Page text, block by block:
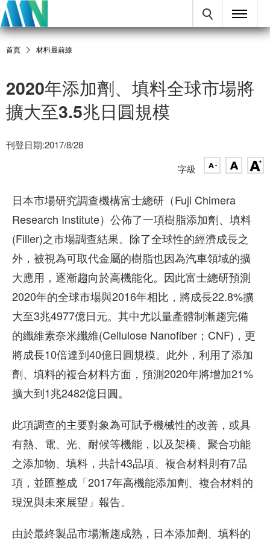
首頁 材料最前線
2020年添加劑、填料全球市場將
擴大至3.5兆日圓規模
刊登日期:2017/8/28
字級
日本市場研究調查機構富士總研（Fuji Chimera
Research Institute）公佈了一項樹脂添加劑、填料
(Filler)之市場調查結果。除了全球性的經濟成長之
外，被視為可取代金屬的樹脂也因為汽車領域的擴
大應用，逐漸趨向於高機能化。因此富士總研預測
2020年的全球市場與2016年相比，將成長22.8%擴
大至3兆4977億日元。其中尤以量產體制漸趨完備
的纖維素奈米纖維(Cellulose Nanofiber；CNF)，更
將成長10倍達到40億日圓規模。此外，利用了添加
劑、填料的複合材料方面，預測2020年將增加21%
擴大到1兆2482億日圓。
此項調查的主要對象為可賦予機械性的改善，或具
有熱、電、光、耐候等機能，以及架橋、聚合功能
之添加物、填料，共計43品項、複合材料則有7品
項，並匯整成「2017年高機能添加劑、複合材料的
現況與未來展望」報告。
由於最終製品市場漸趨成熟，日本添加劑、填料的